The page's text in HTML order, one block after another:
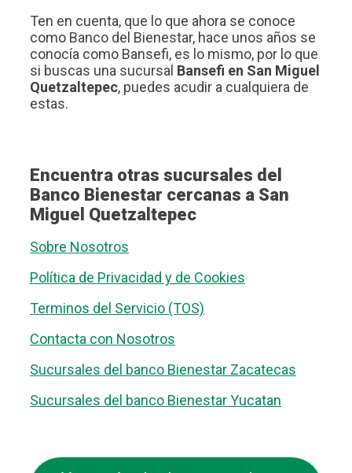
Ten en cuenta, que lo que ahora se conoce
como Banco del Bienestar, hace unos años se
conocía como Bansefi, es lo mismo, por lo que
si buscas una sucursal Bansefi en San Miguel
Quetzaltepec, puedes acudir a cualquiera de
estas.
Encuentra otras sucursales del
Banco Bienestar cercanas a San
Miguel Quetzaltepec
Sobre Nosotros
Política de Privacidad y de Cookies
Terminos del Servicio (TOS)
Contacta con Nosotros
Sucursales del banco Bienestar Zacatecas
Sucursales del banco Bienestar Yucatan